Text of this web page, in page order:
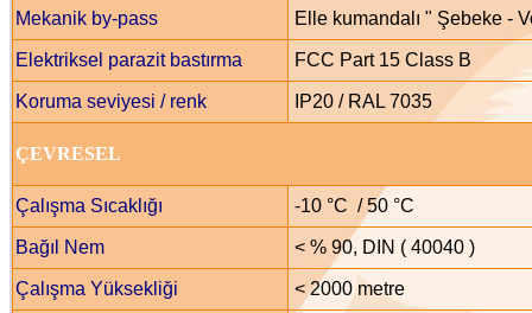
Mekanik by-pass Elle kumandalı " Şebeke -
Elektriksel parazit bastırma FCC Part 15 Class B
Koruma seviyesi / renk IP20 / RAL 7035
ÇEVRESEL
Çalışma Sıcaklığı -10 °C / 50 °C
Bağıl Nem < % 90, DIN ( 40040 )
Çalışma Yüksekliği < 2000 metre